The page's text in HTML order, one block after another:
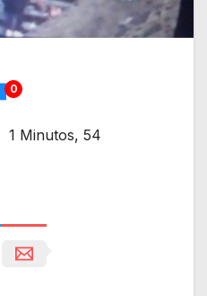
0
1 Minutos, 54